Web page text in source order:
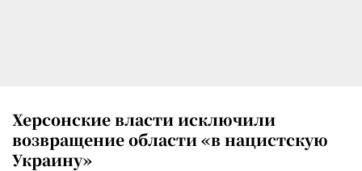
Херсонские власти исключили
возвращение области «в нацистскую
Украину»